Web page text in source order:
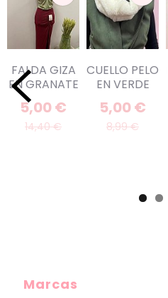
Marcas
FALDA GIZA
EN GRANATE
5,00 €
14,40 €
CUELLO PELO
EN VERDE
5,00 €
8,99 €